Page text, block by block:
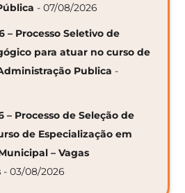
- 07/08/2026
– Processo Seletivo de
para atuar no curso de
Publica -
– Processo de Seleção de
de Especialização em
– Vagas
- 03/08/2026